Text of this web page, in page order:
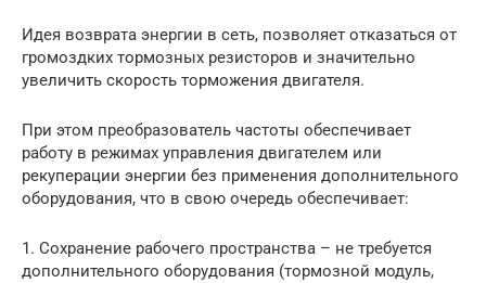
Идея возврата энергии в сеть, позволяет отказаться от
громоздких тормозных резисторов и значительно
увеличить скорость торможения двигателя.
При этом преобразователь частоты обеспечивает
работу в режимах управления двигателем или
рекуперации энергии без применения дополнительного
оборудования, что в свою очередь обеспечивает:
1. Сохранение рабочего пространства – не требуется
дополнительного оборудования (тормозной модуль,